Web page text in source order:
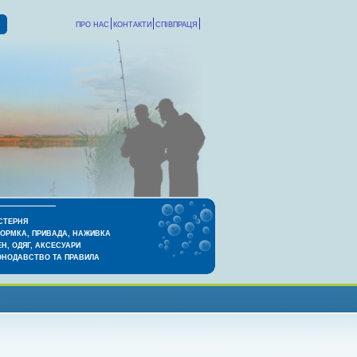
СПІВПРАЦЯ
КОНТАКТИ
ПРО НАС
ПРИВАДА, НАЖИВКА
ОДЯГ, АКСЕСУАРИ
ТА ПРАВИЛА